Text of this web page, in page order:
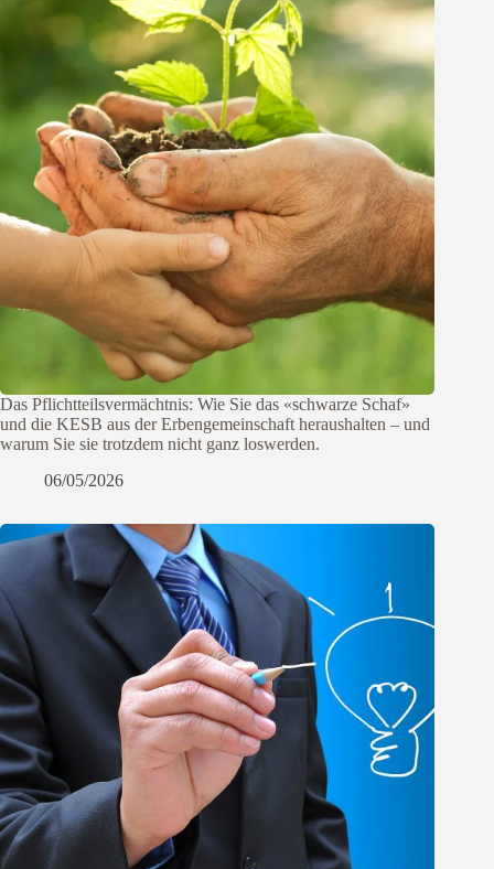
Das Pflichtteilsvermächtnis: Wie Sie das «schwarze Schaf»
und die KESB aus der Erbengemeinschaft heraushalten – und
warum Sie sie trotzdem nicht ganz loswerden.
06/05/2026